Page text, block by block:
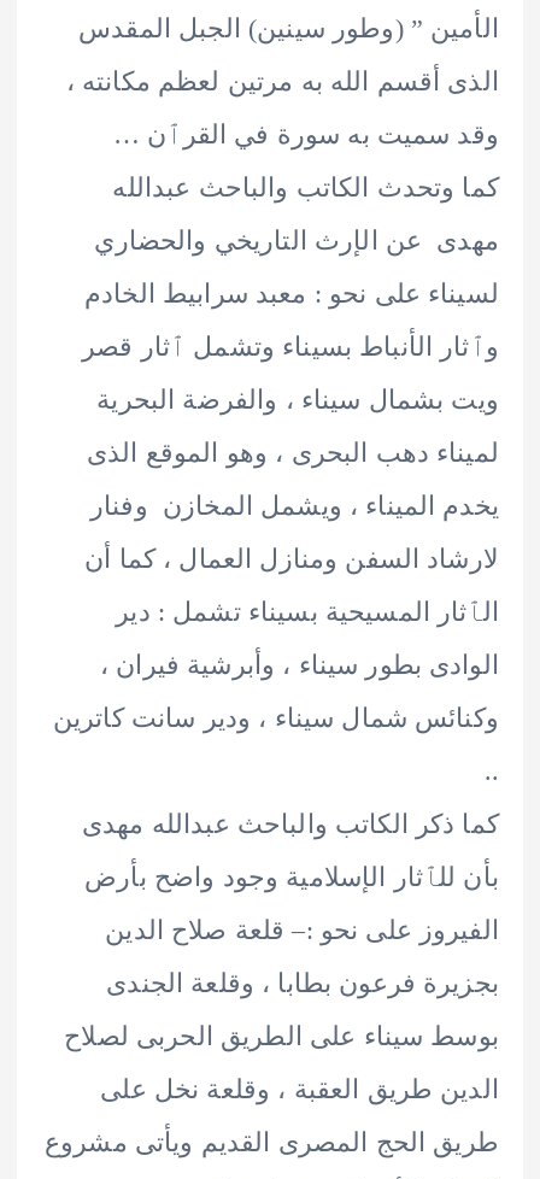
” (وطور سينين) الجبل المقدس
أقسم الله به مرتين لعظم مكانته ،
سميت به سورة في القرٱن …
الكاتب والباحث عبدالله
عن الإرث التاريخي والحضاري
على نحو : معبد سرابيط الخادم
الأنباط بسيناء وتشمل ٱثار قصر
سيناء ، والفرضة البحرية
دهب البحرى ، وهو الموقع الذى
الميناء ، ويشمل المخازن وفنار
السفن ومنازل العمال ، كما أن
المسيحية بسيناء تشمل : دير
بطور سيناء ، وأبرشية فيران ،
شمال سيناء ، ودير سانت كاترين
الكاتب والباحث عبدالله مهدى
الإسلامية وجود واضح بأرض
على نحو :– قلعة صلاح الدين
فرعون بطابا ، وقلعة الجندى
سيناء على الطريق الحربى لصلاح
طريق العقبة ، وقلعة نخل على
الحج المصرى القديم ويأتى مشروع